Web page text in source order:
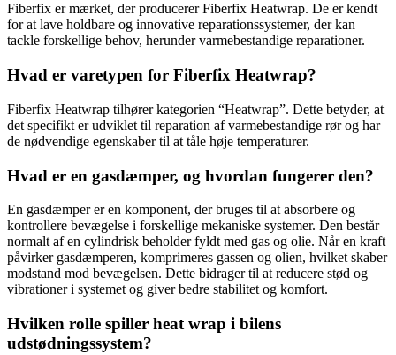
Fiberfix er mærket, der producerer Fiberfix Heatwrap. De er kendt
for at lave holdbare og innovative reparationssystemer, der kan
tackle forskellige behov, herunder varmebestandige reparationer.
Hvad er varetypen for Fiberfix Heatwrap?
Fiberfix Heatwrap tilhører kategorien “Heatwrap”. Dette betyder, at
det specifikt er udviklet til reparation af varmebestandige rør og har
de nødvendige egenskaber til at tåle høje temperaturer.
Hvad er en gasdæmper, og hvordan fungerer den?
En gasdæmper er en komponent, der bruges til at absorbere og
kontrollere bevægelse i forskellige mekaniske systemer. Den består
normalt af en cylindrisk beholder fyldt med gas og olie. Når en kraft
påvirker gasdæmperen, komprimeres gassen og olien, hvilket skaber
modstand mod bevægelsen. Dette bidrager til at reducere stød og
vibrationer i systemet og giver bedre stabilitet og komfort.
Hvilken rolle spiller heat wrap i bilens
udstødningssystem?